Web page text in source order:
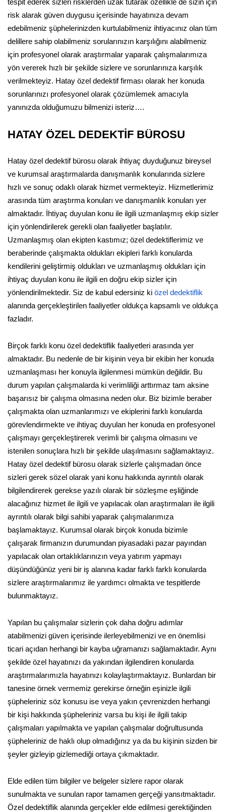
tespit ederek sizleri risklerden uzak tutarak özellikle de sizin için
risk alarak güven duygusu içerisinde hayatınıza devam
edebilmeniz şüphelerinizden kurtulabilmeniz ihtiyacınız olan tüm
delillere sahip olabilmeniz sorularınızın karşılığını alabilmeniz
için profesyonel olarak araştırmalar yaparak çalışmalarımıza
yön vererek hızlı bir şekilde sizlere ve sorunlarınıza karşılık
verilmekteyiz. Hatay özel dedektif firması olarak her konuda
sorunlarınızı profesyonel olarak çözümlemek amacıyla
yanınızda olduğumuzu bilmenizi isteriz….
HATAY ÖZEL DEDEKTİF BÜROSU
Hatay özel dedektif bürosu olarak ihtiyaç duyduğunuz bireysel
ve kurumsal araştırmalarda danışmanlık konularında sizlere
hızlı ve sonuç odaklı olarak hizmet vermekteyiz. Hizmetlerimiz
arasında tüm araştırma konuları ve danışmanlık konuları yer
almaktadır. İhtiyaç duyulan konu ile ilgili uzmanlaşmış ekip sizler
için yönlendirilerek gerekli olan faaliyetler başlatılır.
Uzmanlaşmış olan ekipten kastımız; özel dedektiflerimiz ve
beraberinde çalışmakta oldukları ekipleri farklı konularda
kendilerini geliştirmiş oldukları ve uzmanlaşmış oldukları için
ihtiyaç duyulan konu ile ilgili en doğru ekip sizler için
yönlendirilmektedir. Siz de kabul edersiniz ki özel dedektiflik
alanında gerçekleştirilen faaliyetler oldukça kapsamlı ve oldukça
fazladır.
Birçok farklı konu özel dedektiflik faaliyetleri arasında yer
almaktadır. Bu nedenle de bir kişinin veya bir ekibin her konuda
uzmanlaşması her konuyla ilgilenmesi mümkün değildir. Bu
durum yapılan çalışmalarda ki verimliliği arttırmaz tam aksine
başarısız bir çalışma olmasına neden olur. Biz bizimle beraber
çalışmakta olan uzmanlarımızı ve ekiplerini farklı konularda
görevlendirmekte ve ihtiyaç duyulan her konuda en profesyonel
çalışmayı gerçekleştirerek verimli bir çalışma olmasını ve
istenilen sonuçlara hızlı bir şekilde ulaşılmasını sağlamaktayız.
Hatay özel dedektif bürosu olarak sizlerle çalışmadan önce
sizleri gerek sözel olarak yani konu hakkında ayrıntılı olarak
bilgilendirerek gerekse yazılı olarak bir sözleşme eşliğinde
alacağınız hizmet ile ilgili ve yapılacak olan araştırmaları ile ilgili
ayrıntılı olarak bilgi sahibi yaparak çalışmalarımıza
başlamaktayız. Kurumsal olarak birçok konuda bizimle
çalışarak firmanızın durumundan piyasadaki pazar payından
yapılacak olan ortaklıklarınızın veya yatırım yapmayı
düşündüğünüz yeni bir iş alanına kadar farklı farklı konularda
sizlere araştırmalarımız ile yardımcı olmakta ve tespitlerde
bulunmaktayız.
Yapılan bu çalışmalar sizlerin çok daha doğru adımlar
atabilmenizi güven içerisinde ilerleyebilmenizi ve en önemlisi
ticari açıdan herhangi bir kayba uğramanızı sağlamaktadır. Aynı
şekilde özel hayatınızı da yakından ilgilendiren konularda
araştırmalarımızla hayatınızı kolaylaştırmaktayız. Bunlardan bir
tanesine örnek vermemiz gerekirse örneğin eşinizle ilgili
şüpheleriniz söz konusu ise veya yakın çevrenizden herhangi
bir kişi hakkında şüpheleriniz varsa bu kişi ile ilgili takip
çalışmaları yapılmakta ve yapılan çalışmalar doğrultusunda
şüpheleriniz de haklı olup olmadığınız ya da bu kişinin sizden bir
şeyler gizleyip gizlemediği ortaya çıkmaktadır.
Elde edilen tüm bilgiler ve belgeler sizlere rapor olarak
sunulmakta ve sunulan rapor tamamen gerçeği yansıtmaktadır.
Özel dedektiflik alanında gerçekler elde edilmesi gerektiğinden